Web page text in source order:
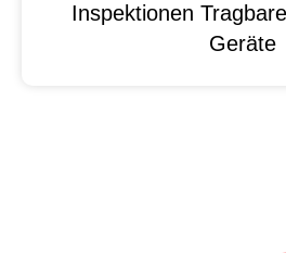
Inspektionen
Geräte